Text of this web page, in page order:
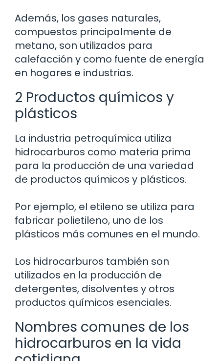
Además, los gases naturales,
compuestos principalmente de
metano, son utilizados para
calefacción y como fuente de energía
en hogares e industrias.
2 Productos químicos y
plásticos
La industria petroquímica utiliza
hidrocarburos como materia prima
para la producción de una variedad
de productos químicos y plásticos.
Por ejemplo, el etileno se utiliza para
fabricar polietileno, uno de los
plásticos más comunes en el mundo.
Los hidrocarburos también son
utilizados en la producción de
detergentes, disolventes y otros
productos químicos esenciales.
Nombres comunes de los
hidrocarburos en la vida